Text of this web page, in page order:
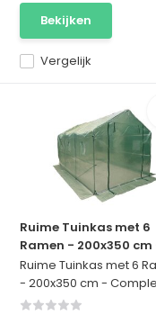
Vergelijk
Bekijken
Ruime Tuinkas met 6
Ramen - 200x350 cm
Ruime Tuinkas met 6
- 200x350 cm -